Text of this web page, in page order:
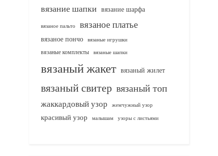
вязание шапки вязание шарфа
вязаное пальто вязаное платье
вязаное пончо вязаные игрушки
вязаные комплекты
вязаные шапки
вязаный жакет вязаный жилет
вязаный свитер вязаный топ
жаккардовый узор жемчужный узор
красивый узор малышам узоры с листьями